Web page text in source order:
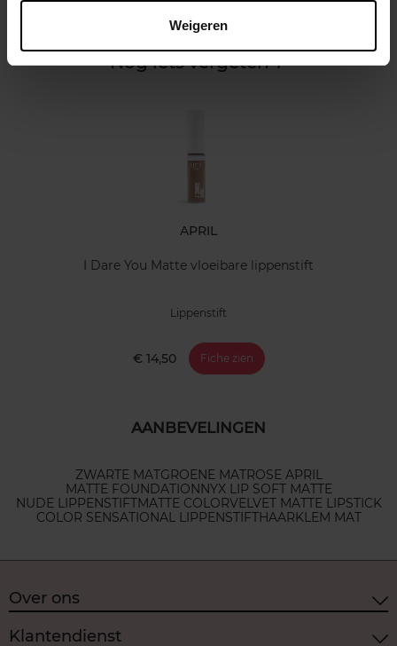
Weigeren
Nog iets vergeten ?
APRIL
I Dare You Matte vloeibare lippenstift
Lippenstift
€ 14,50 Fiche zien
AANBEVELINGEN
ZWARTE MATGROENE MATROSE APRIL
MATTE FOUNDATIONNYX LIP SOFT MATTE
NUDE LIPPENSTIFTMATTE COLORVELVET MATTE LIPSTICK
COLOR SENSATIONAL LIPPENSTIFTHAARKLEM MAT
Over ons
Klantendienst